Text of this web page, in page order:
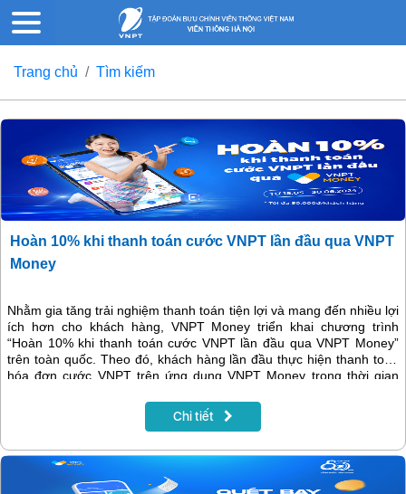
Trang chủ Tìm kiếm
Hoàn 10% khi thanh toán cước VNPT lần đầu qua VNPT
Money
Nhằm gia tăng trải nghiệm thanh toán tiện lợi và mang đến nhiều lợi
ích hơn cho khách hàng, VNPT Money triển khai chương trình
“Hoàn 10% khi thanh toán cước VNPT lần đầu qua VNPT Money”
trên toàn quốc. Theo đó, khách hàng lần đầu thực hiện thanh toán
hóa đơn cước VNPT trên ứng dụng VNPT Money trong thời gian
Chi tiết